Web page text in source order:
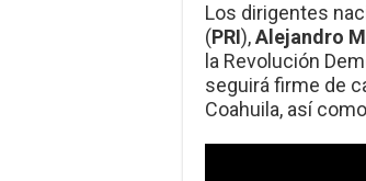
Los dirigentes
(PRI),Alejandro
la Revolución
seguirá firme de
Coahuila, así